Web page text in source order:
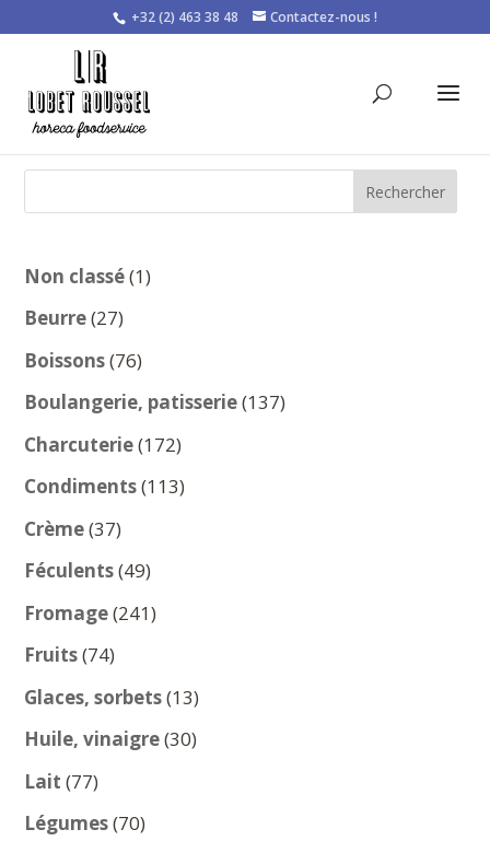
+32 (2) 463 38 48 Contactez-nous !
Rechercher
Non classé 11
Beurre 2727
produits
Boissons 7676
produits
Boulangerie, patisserie 137137
Charcuterie 172172
produits
Condiments 113113
Crème 3737
produits
Féculents 4949
produits
Fromage 241241
Fruits 7474
produits
Glaces, sorbets 1313
produits
Huile, vinaigre 3030
Lait 7777
produits
Légumes 7070